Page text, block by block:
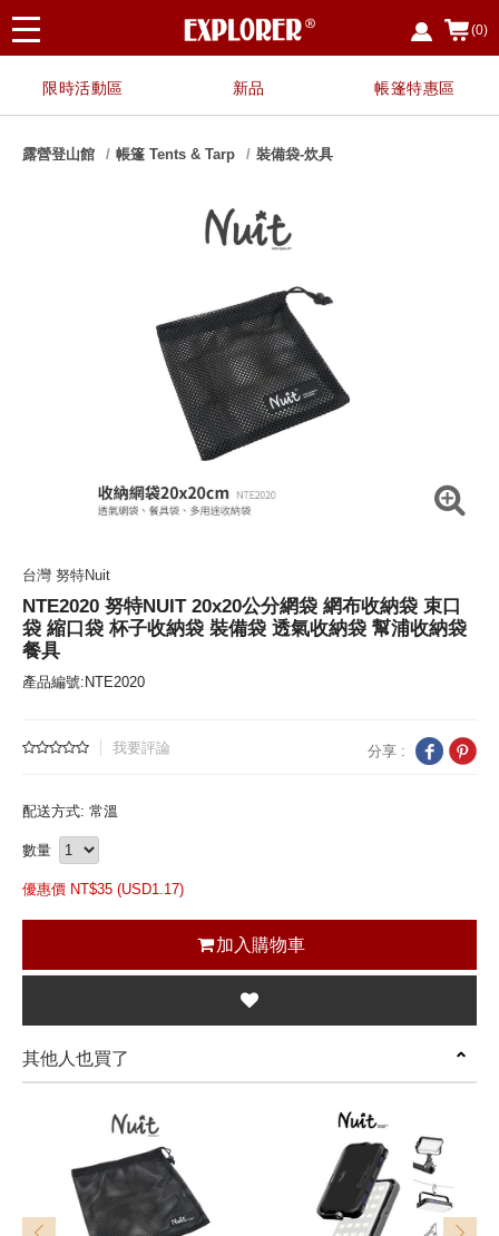
(0)
限時活動區 新品 帳篷特惠區
露營登山館 帳篷 Tents & Tarp 裝備袋-炊具
台灣 努特Nuit
NTE2020 努特NUIT 20x20公分網袋 網布收納袋 束口
袋 縮口袋 杯子收納袋 裝備袋 透氣收納袋 幫浦收納袋
餐具
產品編號:NTE2020
我要評論 分享 :
配送方式: 常溫
數量
優惠價 NT$35 (USD1.17)
加入購物車
其他人也買了